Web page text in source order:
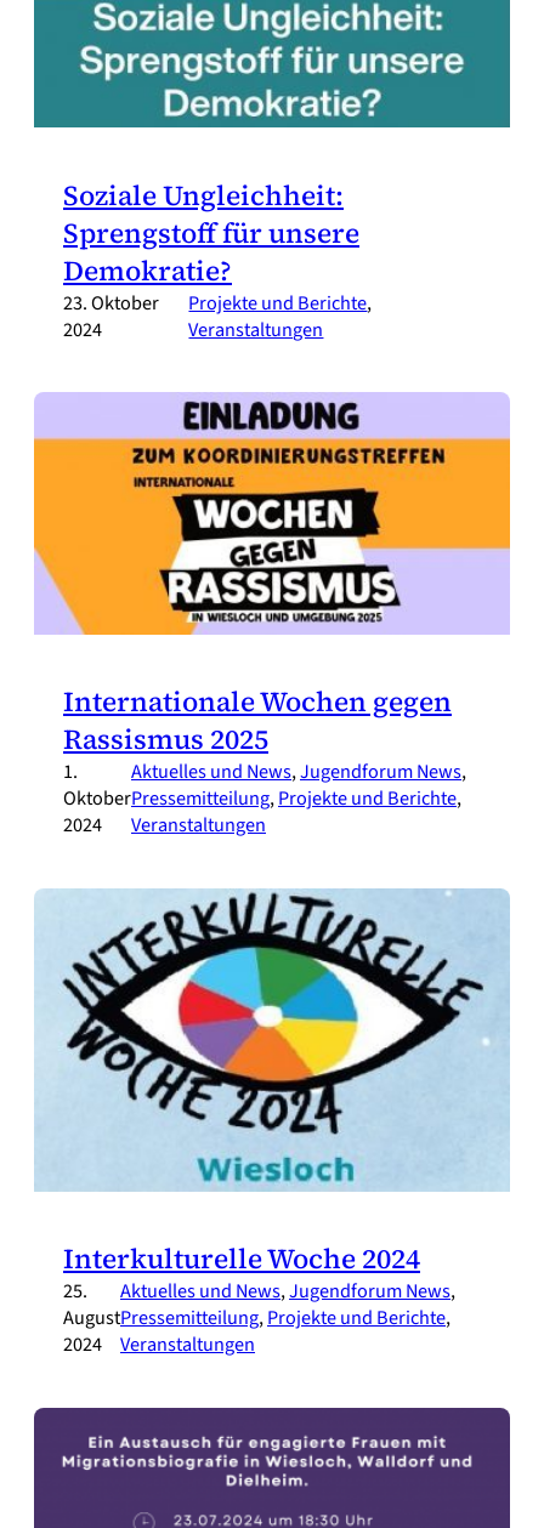
Soziale Ungleichheit:
Sprengstoff für unsere
Demokratie?
23. Oktober
2024
Projekte und Berichte
Veranstaltungen
Internationale Wochen gegen
Rassismus 2025
1.
Oktober
2024
Aktuelles und News, Jugendforum News
Pressemitteilung, Projekte und Berichte
Veranstaltungen
Interkulturelle Woche 2024
25.
August
2024
Aktuelles und News, Jugendforum News
Pressemitteilung, Projekte und Berichte
Veranstaltungen